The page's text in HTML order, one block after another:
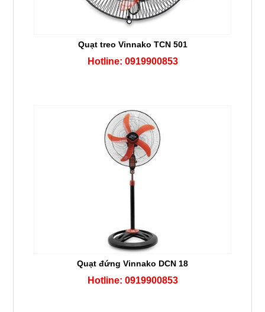
Quạt treo Vinnako TCN 501
Hotline: 0919900853
Quạt đứng Vinnako DCN 18
Hotline: 0919900853